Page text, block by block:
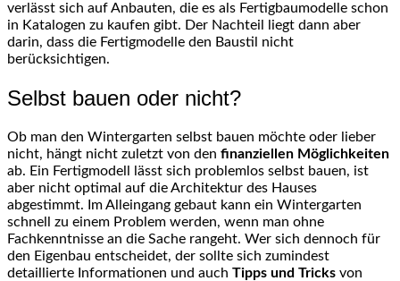
verlässt sich auf Anbauten, die es als Fertigbaumodelle schon
in Katalogen zu kaufen gibt. Der Nachteil liegt dann aber
darin, dass die Fertigmodelle den Baustil nicht
berücksichtigen.
Selbst bauen oder nicht?
Ob man den Wintergarten selbst bauen möchte oder lieber
nicht, hängt nicht zuletzt von den finanziellen Möglichkeiten
ab. Ein Fertigmodell lässt sich problemlos selbst bauen, ist
aber nicht optimal auf die Architektur des Hauses
abgestimmt. Im Alleingang gebaut kann ein Wintergarten
schnell zu einem Problem werden, wenn man ohne
Fachkenntnisse an die Sache rangeht. Wer sich dennoch für
den Eigenbau entscheidet, der sollte sich zumindest
detaillierte Informationen und auch Tipps und Tricks von